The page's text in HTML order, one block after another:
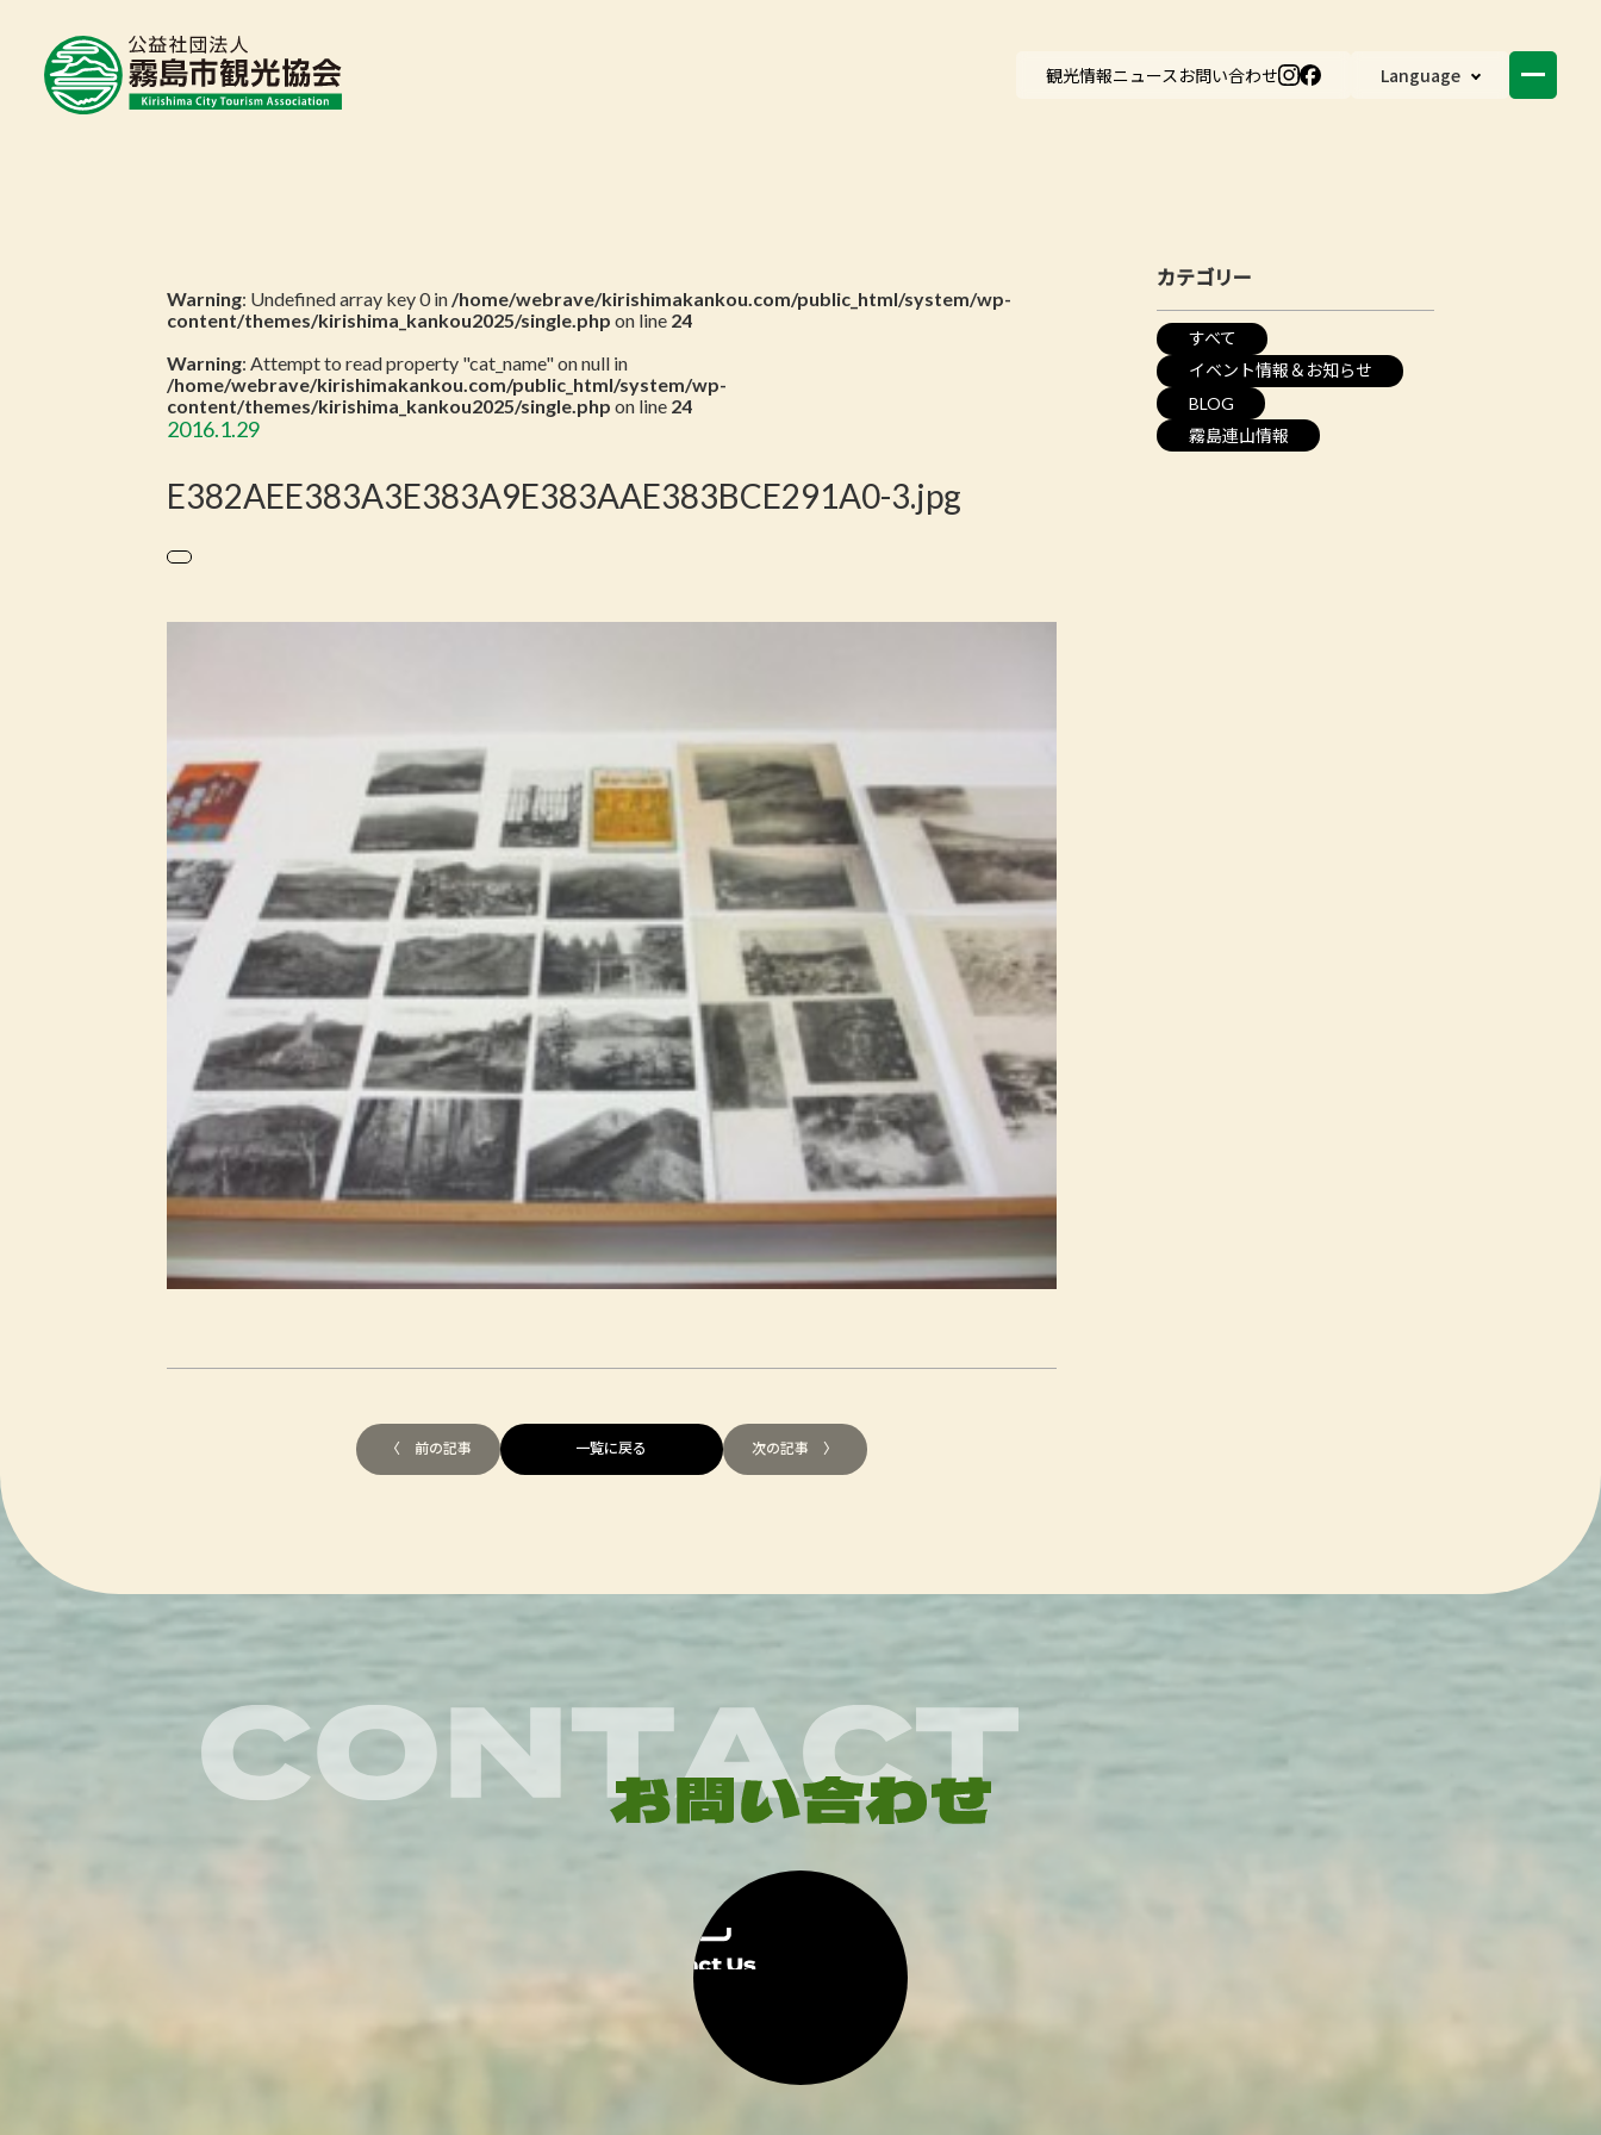
観光情報ニュース お問い合わせ Language
Warning: Undefined array key 0 in/home/webrave/kirishimakankou.com/public_html/system/wp-
content/themes/kirishima_kankou2025/single.php on line 24
Warning: Attempt to read property "cat_name" on null in
/home/webrave/kirishimakankou.com/public_html/system/wp-
content/themes/kirishima_kankou2025/single.php on line 24
2016.1.29
E382AEE383A3E383A9E383AAE383BCE291A0-3.jpg
〈 前の記事 一覧に戻る 次の記事 〉
カテゴリー
すべて
イベント情報＆お知らせ
BLOG
霧島連山情報